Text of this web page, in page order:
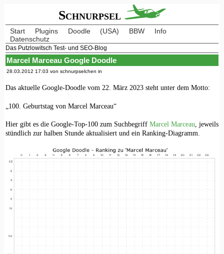
Schnurpsel
Start Plugins Doodle (USA) BBW
Info
Datenschutz
Das Putzlowitsch Test- und SEO-Blog
Marcel Marceau Google Doodle
28.03.2012 17:03 von schnurpselchen in
Das aktuelle Google-Doodle vom 22. März 2023 steht unter dem Motto:
„100. Geburtstag von Marcel Marceau“
Hier gibt es die Google-Top-100 zum SuchbegriffMarcel Marceau , jeweils
stündlich zur halben Stunde aktualisiert und ein Ranking-Diagramm.